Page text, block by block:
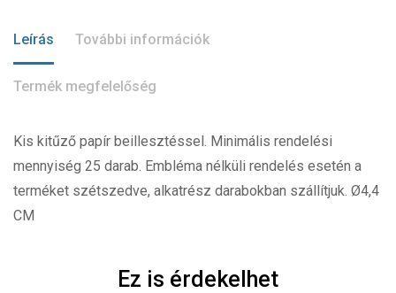
Leírás További információk
Termék megfelelőség
Kis kitűző papír beillesztéssel. Minimális rendelési
mennyiség 25 darab. Embléma nélküli rendelés esetén a
terméket szétszedve, alkatrész darabokban szállítjuk. Ø4,4
CM
Ez is érdekelhet